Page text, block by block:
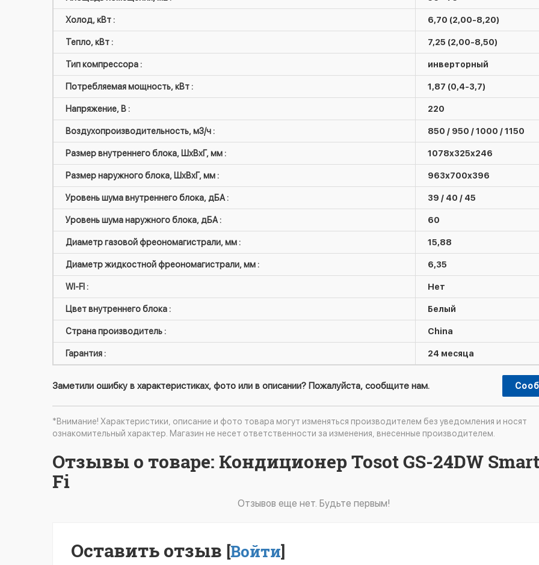
Холод, кВт : 6,70 (2,00-8,20)
Тепло, кВт : 7,25 (2,00-8,50)
Тип компрессора : инверторный
Потребляемая мощность, кВт : 1,87 (0,4-3,7)
Напряжение, В : 220
Воздухопроизводительность, м3/ч : 850 / 950 / 1000 / 1150
Размер внутреннего блока, ШxВxГ, мм : 1078х325х246
Размер наружного блока, ШxВxГ, мм : 963х700х396
Уровень шума внутреннего блока, дБА : 39 / 40 / 45
Уровень шума наружного блока, дБА : 60
Диаметр газовой фреономагистрали, мм : 15,88
Диаметр жидкостной фреономагистрали, мм : 6,35
WI-FI : Нет
Цвет внутреннего блока : Белый
Страна производитель : China
Гарантия : 24 месяца
Заметили ошибку в характеристиках, фото или в описании? Пожалуйста, сообщите нам.
*Внимание! Характеристики, описание и фото товара могут изменяться производителем без уведомления и носят
ознакомительный характер. Магазин не несет ответственности за изменения, внесенные производителем.
Отзывы о товаре: Кондиционер Tosot GS-24DW
Fi
Отзывов еще нет. Будьте первым!
Оставить отзыв [Войти]